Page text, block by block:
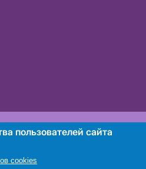
пользователей сайта
cookies